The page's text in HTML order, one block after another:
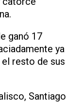
ganó 17
ya
resto de sus
Santiago